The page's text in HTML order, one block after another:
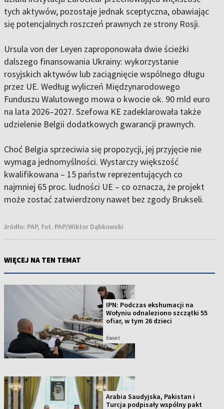
tych aktywów, pozostaje jednak sceptyczna, obawiając
się potencjalnych roszczeń prawnych ze strony Rosji.
Ursula von der Leyen zaproponowała dwie ścieżki
dalszego finansowania Ukrainy: wykorzystanie
rosyjskich aktywów lub zaciągnięcie wspólnego długu
przez UE. Według wyliczeń Międzynarodowego
Funduszu Walutowego mowa o kwocie ok. 90 mld euro
na lata 2026–2027. Szefowa KE zadeklarowała także
udzielenie Belgii dodatkowych gwarancji prawnych.
Choć Belgia sprzeciwia się propozycji, jej przyjęcie nie
wymaga jednomyślności. Wystarczy większość
kwalifikowana – 15 państw reprezentujących co
najmniej 65 proc. ludności UE – co oznacza, że projekt
może zostać zatwierdzony nawet bez zgody Brukseli.
źródło: PAP, fot. PAP/Wiktor Dąbkowski
WIĘCEJ NA TEN TEMAT
IPN: Podczas ekshumacji na
Wołyniu odnaleziono szczątki 55
ofiar, w tym 26 dzieci
ŚWIAT
Arabia Saudyjska, Pakistan i
Turcja podpisały wspólny pakt